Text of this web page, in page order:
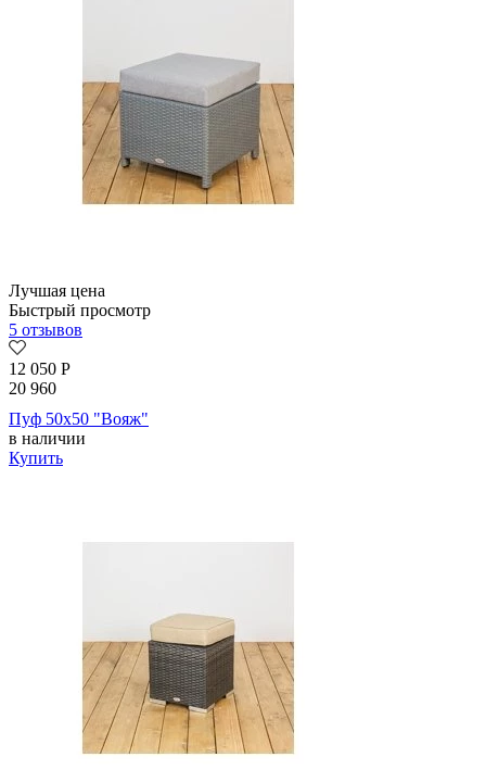
Лучшая цена
Быстрый просмотр
5 отзывов
12 050 Р
20 960
Пуф 50х50 "Вояж"
в наличии
Купить